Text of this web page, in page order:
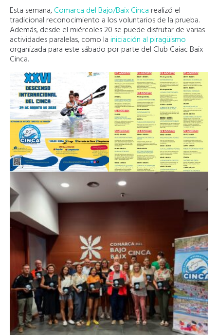
Esta semana,Comarca del Bajo/Baix Cinca realizó el
tradicional reconocimiento a los voluntarios de la prueba.
Además, desde el miércoles 20 se puede disfrutar de varias
actividades paralelas, como lainiciación al piragüismo
organizada para este sábado por parte del Club Caiac Baix
Cinca.